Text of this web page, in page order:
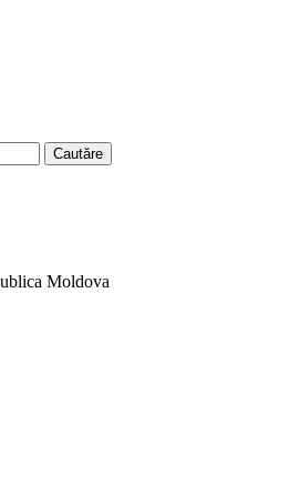
Cautăre
Moldova